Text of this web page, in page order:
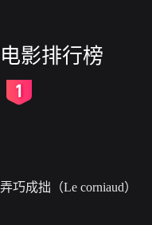
电影排行榜
弄巧成拙（Le corniaud）